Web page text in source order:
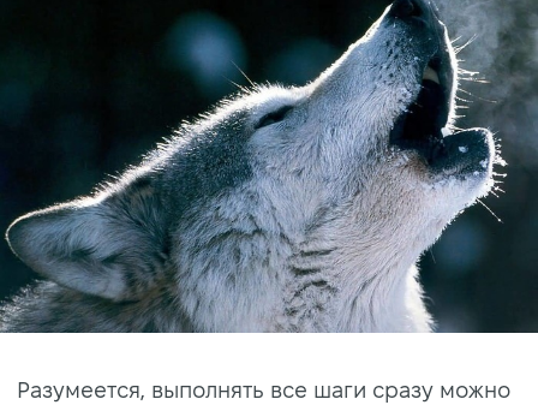
Разумеется, выполнять все шаги сразу можно